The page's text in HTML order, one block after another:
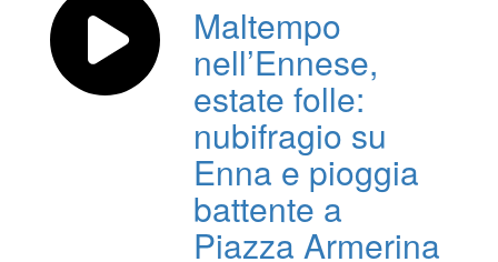
Maltempo
nell’Ennese,
estate folle:
nubifragio su
Enna e pioggia
battente a
Piazza Armerina